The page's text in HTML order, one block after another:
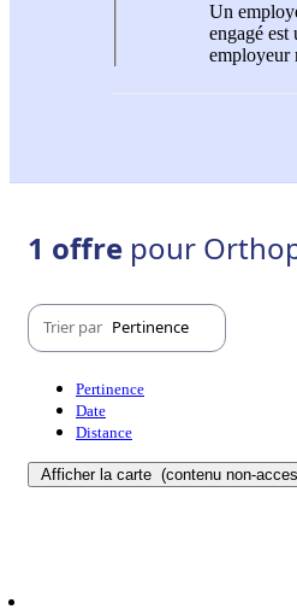
Un
engagé est
employeur
1 offre pour
Trier par Pertinence
Pertinence
Date
Distance
Afficher la carte (contenu non-